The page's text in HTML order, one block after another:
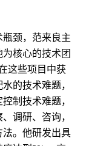
颈，范来良主
核心的技术团
这些项目中获
的技术难题，
制技术难题，
调研、咨询，
。他研发出具